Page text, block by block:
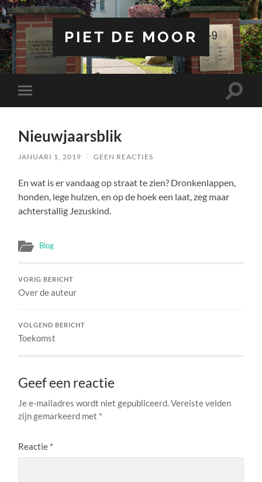
PIET DE MOOR
Toggle
mobiel
Toggle
Nieuwjaarsblik
JANUARI 1, 2019 / GEEN REACTIES
En wat is er vandaag op straat te zien? Dronkenlappen,
honden, lege hulzen, en op de hoek een laat, zeg maar
achterstallig Jezuskind.
Blog
VORIG BERICHT
Over de auteur
VOLGEND BERICHT
Toekomst
Geef een reactie
Je e-mailadres wordt niet gepubliceerd. Vereiste velden
zijn gemarkeerd met *
Reactie *